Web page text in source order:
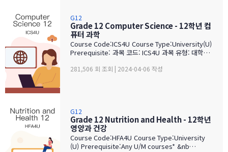
G12
Grade 12 Computer Science - 12학년 컴
퓨터 과학
Course Code:ICS4U Course Type:University(U)
Prerequisite: 과목 코드: ICS4U 과목 유형: 대학…
281,506 회 조회 | 2024-04-06 작성
G12
Grade 12 Nutrition and Health - 12학년
영양과 건강
Course Code:HFA4U Course Type:University
(U) Prerequisite:Any U/M courses* &nb…